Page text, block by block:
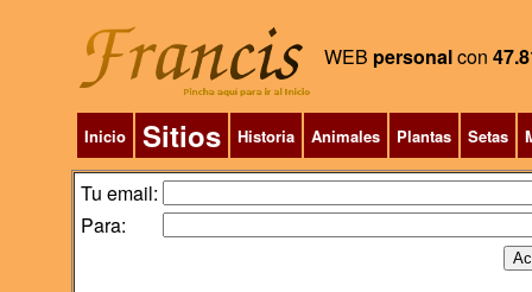
WEB personalcon
Inicio Sitios Historia Animales Plantas Setas
Tu email:
Para: